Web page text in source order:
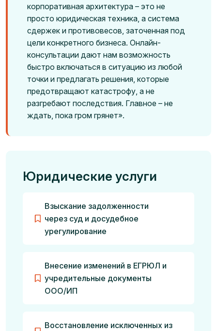
корпоративная архитектура – это не
просто юридическая техника, а система
сдержек и противовесов, заточенная под
цели конкретного бизнеса. Онлайн-
консультации дают нам возможность
быстро включаться в ситуацию из любой
точки и предлагать решения, которые
предотвращают катастрофу, а не
разгребают последствия. Главное – не
ждать, пока гром грянет».
Юридические услуги
Взыскание задолженности
через суд и досудебное
урегулирование
Внесение изменений в ЕГРЮЛ и
учредительные документы
ООО/ИП
Восстановление исключенных из